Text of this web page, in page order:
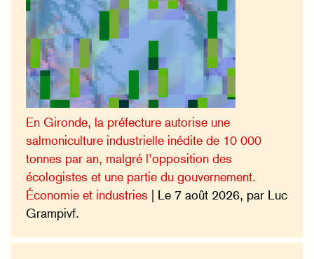
En Gironde, la préfecture autorise une
salmoniculture industrielle inédite de 10 000
tonnes par an, malgré l’opposition des
écologistes et une partie du gouvernement.
Économie et industries | Le 7 août 2026, par Luc
Grampivf.